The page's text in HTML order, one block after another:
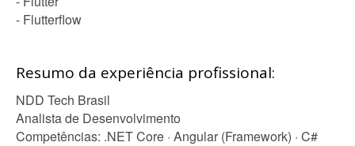
- Flutterflow
Resumo da experiência profissional:
NDD Tech Brasil
Analista de Desenvolvimento
Competências: .NET Core · Angular (Framework) · C#